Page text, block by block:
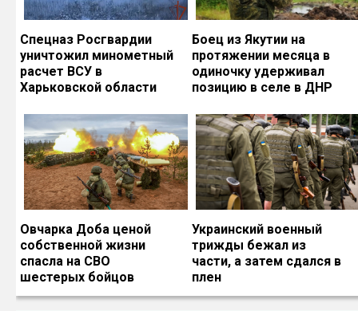
Спецназ Росгвардии
уничтожил минометный
расчет ВСУ в
Харьковской области
Боец из Якутии на
протяжении месяца в
одиночку удерживал
позицию в селе в ДНР
Овчарка Доба ценой
собственной жизни
спасла на СВО
шестерых бойцов
Украинский военный
трижды бежал из
части, а затем сдался в
плен